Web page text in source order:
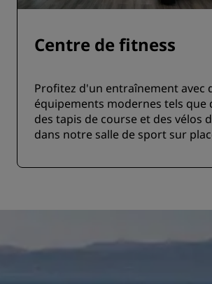
Centre de fitness
Profitez d'un entraînement avec
équipements modernes tels que
des tapis de course et des vélos
dans notre salle de sport sur